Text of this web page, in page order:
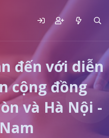
đến với diễn
cộng đồng
và Hà Nội -